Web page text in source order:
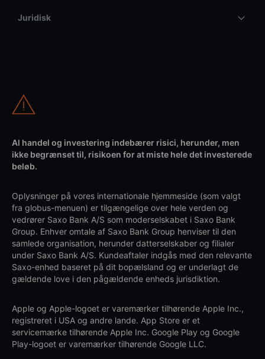
Juridisk
Al handel og investering indebærer risici, herunder, men
ikke begrænset til, risikoen for at miste hele det investerede
beløb.
Oplysninger på vores internationale hjemmeside (som valgt
fra globus-menuen) er tilgængelige over hele verden og
vedrører Saxo Bank A/S som moderselskabet i Saxo Bank
Group. Enhver omtale af Saxo Bank Group henviser til den
samlede organisation, herunder datterselskaber og filialer
under Saxo Bank A/S. Kundeaftaler indgås med den relevante
Saxo-enhed baseret på dit bopælsland og er underlagt de
gældende love i den pågældende enheds jurisdiktion.
Apple og Apple-logoet er varemærker tilhørende Apple Inc.,
registreret i USA og andre lande. App Store er et
servicemærke tilhørende Apple Inc. Google Play og Google
Play-logoet er varemærker tilhørende Google LLC.